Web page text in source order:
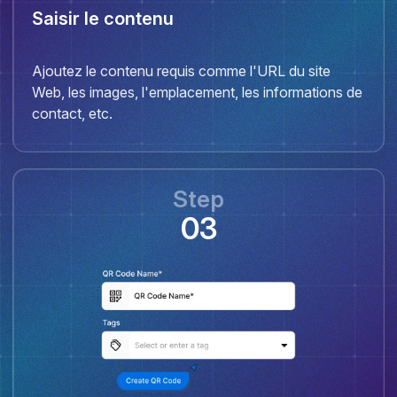
Saisir le contenu
Ajoutez le contenu requis comme l'URL du site
Web, les images, l'emplacement, les informations de
contact, etc.
Step
03